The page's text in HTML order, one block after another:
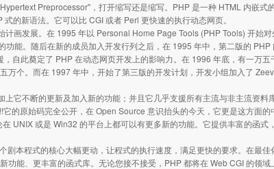
Preprocessor"，打开缩写还是缩写。PHP 是一种 HTML 内嵌式
的新语法。它可以比 CGI 或者 Perl 更快速的执行动态网页。
画发展。在 1995 年以 Personal Home Page Tools (PHP Tools) 开始
功能。随后在新的成员加入开发行列之后，在 1995 年中，第二版的
自此奠定了 PHP 在动态网页开发上的影响力。在 1996 年底，有一万
万个。而在 1997 年中，开始了第三版的开发计划，开发小组加入了
它不断的更新及加入新的功能；并且它几乎支援所有主流与非主流资料
的原始码完全公开，在 Open Source 意识抬头的今天，它更是这方面
UNIX 或是 Win32 的平台上都可以有更多新的功能。它提供丰富的函式
剧本程式的核心大幅更动，让程式的执行速度，满足更快的要求。在最
功能、更丰富的函式库。无论您接不接受，PHP 都将在 Web CGI 的领